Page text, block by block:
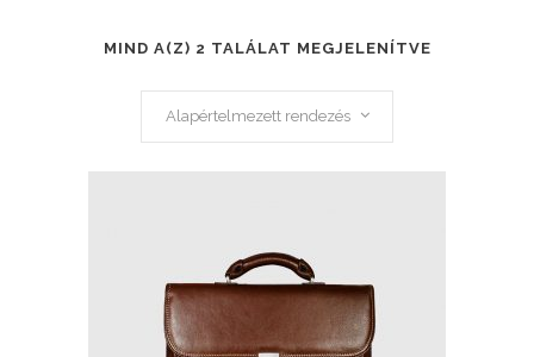
MIND A(Z) 2 TALÁLAT MEGJELENÍTVE
Alapértelmezett rendezés